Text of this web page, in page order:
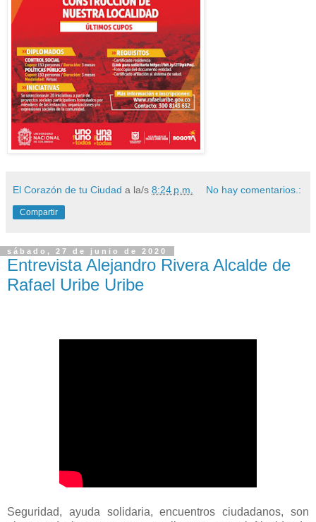
El Corazón de tu Ciudad a la/s 8:24 p.m. No hay comentarios.:
Compartir
sábado, 27 de junio de 2020
Entrevista Alejandro Rivera Alcalde de
Rafael Uribe Uribe
Seguridad, ayuda solidaria, encuentros ciudadanos, son